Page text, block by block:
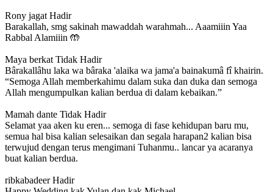
Rony jagat Hadir
Barakallah, smg sakinah mawaddah warahmah... Aaamiiin Yaa
Rabbal Alamiiin 🤲
Maya berkat Tidak Hadir
Bârakallâhu laka wa bâraka 'alaika wa jama'a bainakumâ fî khairin.
“Semoga Allah memberkahimu dalam suka dan duka dan semoga
Allah mengumpulkan kalian berdua di dalam kebaikan.”
Mamah dante Tidak Hadir
Selamat yaa aken ku eren... semoga di fase kehidupan baru mu,
semua hal bisa kalian selesaikan dan segala harapan2 kalian bisa
terwujud dengan terus mengimani Tuhanmu.. lancar ya acaranya
buat kalian berdua.
ribkabadeerHadir